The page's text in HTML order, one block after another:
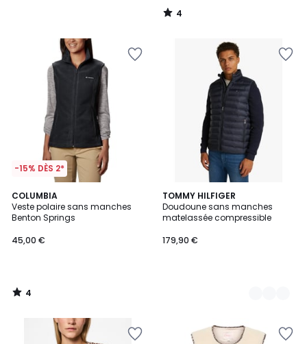
4
/
-15% DÈS 2*
COLUMBIA
Veste polaire sans manches
Benton Springs
45,00 €
4
/
5
4
/
TOMMY HILFIGER
Doudoune sans manches
matelassée compressible
179,90 €
2
Couleurs